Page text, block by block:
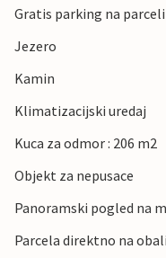
Gratis parking na
Jezero
Kamin
Klimatizacijski uredaj
Kuca za odmor : 206 m2
Objekt za nepusace
Panoramski pogled na
Parcela direktno na